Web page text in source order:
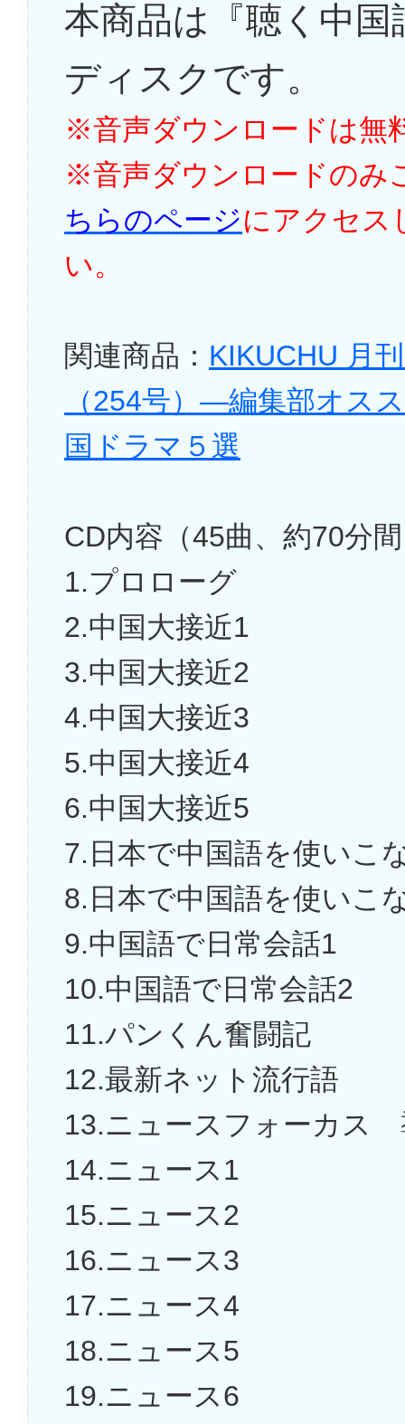
本商品は『聴く中
ディスクです。
※音声ダウンロードは無
※音声ダウンロードのみ
ちらのページにアクセス
い。
関連商品： KIKUCHU 月
（254号）―編集部オス
国ドラマ５選
CD内容（45曲、約70分
1.プロローグ
2.中国大接近1
3.中国大接近2
4.中国大接近3
5.中国大接近4
6.中国大接近5
7.日本で中国語を使いこ
8.日本で中国語を使いこ
9.中国語で日常会話1
10.中国語で日常会話2
11.パンくん奮闘記
12.最新ネット流行語
13.ニュースフォーカ
14.ニュース1
15.ニュース2
16.ニュース3
17.ニュース4
18.ニュース5
19.ニュース6